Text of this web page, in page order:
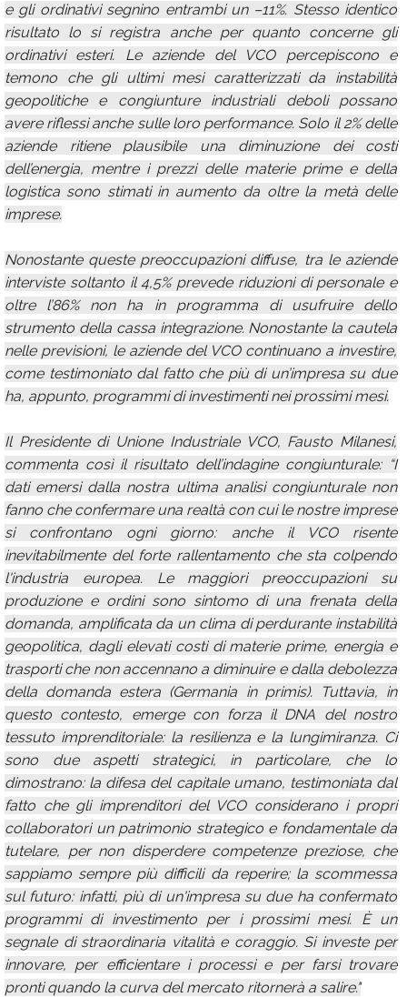
e gli ordinativi segnino entrambi un –11%. Stesso identico
risultato lo si registra anche per quanto concerne gli
ordinativi esteri. Le aziende del VCO percepiscono e
temono che gli ultimi mesi caratterizzati da instabilità
geopolitiche e congiunture industriali deboli possano
avere riflessi anche sulle loro performance. Solo il 2% delle
aziende ritiene plausibile una diminuzione dei costi
dell’energia, mentre i prezzi delle materie prime e della
logistica sono stimati in aumento da oltre la metà delle
imprese.
Nonostante queste preoccupazioni diffuse, tra le aziende
interviste soltanto il 4,5% prevede riduzioni di personale e
oltre l’86% non ha in programma di usufruire dello
strumento della cassa integrazione. Nonostante la cautela
nelle previsioni, le aziende del VCO continuano a investire,
come testimoniato dal fatto che più di un’impresa su due
ha, appunto, programmi di investimenti nei prossimi mesi.
Il Presidente di Unione Industriale VCO, Fausto Milanesi,
commenta così il risultato dell’indagine congiunturale: “I
dati emersi dalla nostra ultima analisi congiunturale non
fanno che confermare una realtà con cui le nostre imprese
si confrontano ogni giorno: anche il VCO risente
inevitabilmente del forte rallentamento che sta colpendo
l'industria europea. Le maggiori preoccupazioni su
produzione e ordini sono sintomo di una frenata della
domanda, amplificata da un clima di perdurante instabilità
geopolitica, dagli elevati costi di materie prime, energia e
trasporti che non accennano a diminuire e dalla debolezza
della domanda estera (Germania in primis). Tuttavia, in
questo contesto, emerge con forza il DNA del nostro
tessuto imprenditoriale: la resilienza e la lungimiranza. Ci
sono due aspetti strategici, in particolare, che lo
dimostrano: la difesa del capitale umano, testimoniata dal
fatto che gli imprenditori del VCO considerano i propri
collaboratori un patrimonio strategico e fondamentale da
tutelare, per non disperdere competenze preziose, che
sappiamo sempre più difficili da reperire; la scommessa
sul futuro: infatti, più di un'impresa su due ha confermato
programmi di investimento per i prossimi mesi. È un
segnale di straordinaria vitalità e coraggio. Si investe per
innovare, per efficientare i processi e per farsi trovare
pronti quando la curva del mercato ritornerà a salire."